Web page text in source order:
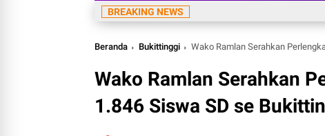
BREAKING NEWS
Beranda Bukittinggi Wako Ramlan Serahkan
Wako Ramlan Serahkan
1.846 Siswa SD se